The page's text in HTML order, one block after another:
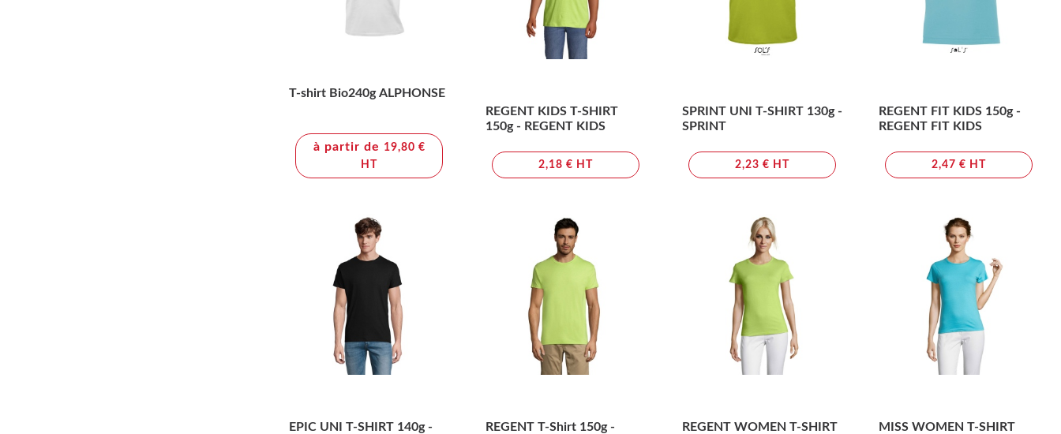
T-shirt Bio240g ALPHONSE
à partir de 19,80 €
HT
REGENT KIDS T-SHIRT
150g - REGENT KIDS
2,18 € HT
SPRINT UNI T-SHIRT 130g -
SPRINT
2,23 € HT
REGENT FIT KIDS 150g -
REGENT FIT KIDS
2,47 € HT
EPIC UNI T-SHIRT 140g -
REGENT T-Shirt 150g -
REGENT WOMEN T-SHIRT
MISS WOMEN T-SHIRT